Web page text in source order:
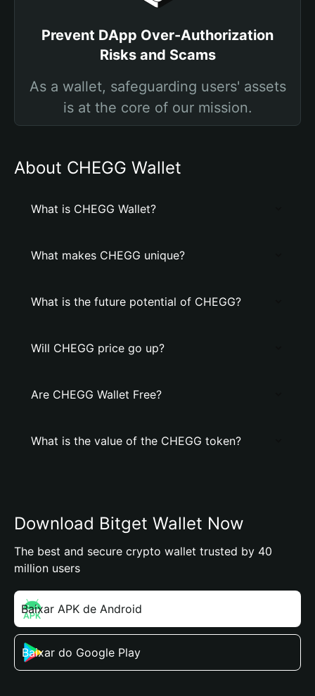
Prevent DApp Over-Authorization
Risks and Scams
As a wallet, safeguarding users' assets
is at the core of our mission.
About CHEGG Wallet
What is CHEGG Wallet?
What makes CHEGG unique?
What is the future potential of CHEGG?
Will CHEGG price go up?
Are CHEGG Wallet Free?
What is the value of the CHEGG token?
Download Bitget Wallet Now
The best and secure crypto wallet trusted by 40
million users
Baixar APK de Android
Baixar do Google Play